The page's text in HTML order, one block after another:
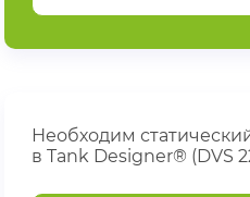
Необходим
в Tank Designer® (DVS